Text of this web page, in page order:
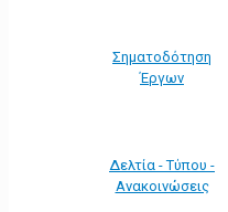
Σηματοδότηση
Έργων
Δελτία - Τύπου -
Ανακοινώσεις